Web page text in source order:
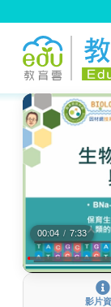
:::
00:04 / 7:33
影片